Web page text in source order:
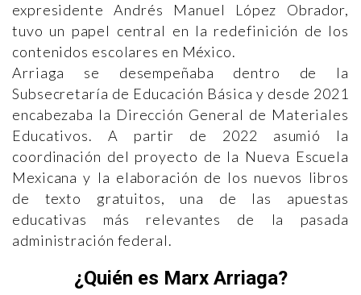
expresidente Andrés Manuel López Obrador,
tuvo un papel central en la redefinición de los
contenidos escolares en México.
Arriaga se desempeñaba dentro de la
Subsecretaría de Educación Básica y desde 2021
encabezaba la Dirección General de Materiales
Educativos. A partir de 2022 asumió la
coordinación del proyecto de la Nueva Escuela
Mexicana y la elaboración de los nuevos libros
de texto gratuitos, una de las apuestas
educativas más relevantes de la pasada
administración federal.
¿Quién es Marx Arriaga?